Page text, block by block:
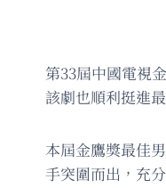
第33屆中國電視
該劇也順利挺進
本屆金鷹獎最佳
手突圍而出，充